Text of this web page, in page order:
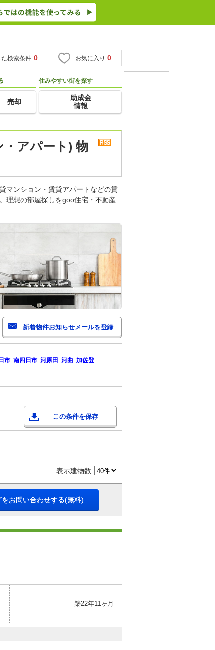
た検索条件 0 お気に入り 0
売却
住みやすい街を探す
助成金
情報
アパート) 物
マンション・賃貸アパートなどの賃
理想の部屋探しをgoo住宅・不動産
市 南四日市 河原田 河曲 加佐登
この条件を保存
表示建物数
をお問い合わせする(無料)
築22年11ヶ月